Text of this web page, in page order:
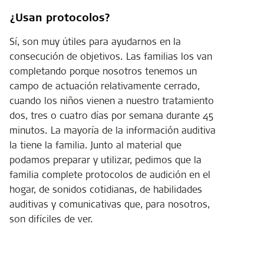
¿Usan protocolos?
Sí, son muy útiles para ayudarnos en la
consecución de objetivos. Las familias los van
completando porque nosotros tenemos un
campo de actuación relativamente cerrado,
cuando los niños vienen a nuestro tratamiento
dos, tres o cuatro días por semana durante 45
minutos. La mayoría de la información auditiva
la tiene la familia. Junto al material que
podamos preparar y utilizar, pedimos que la
familia complete protocolos de audición en el
hogar, de sonidos cotidianas, de habilidades
auditivas y comunicativas que, para nosotros,
son difíciles de ver.